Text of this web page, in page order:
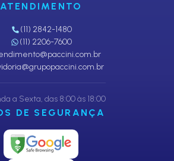
ATENDIMENTO
(11) 2842-1480
(11) 2206-7600
a Sexta, das 8:00 às 18:00
DE SEGURANÇA